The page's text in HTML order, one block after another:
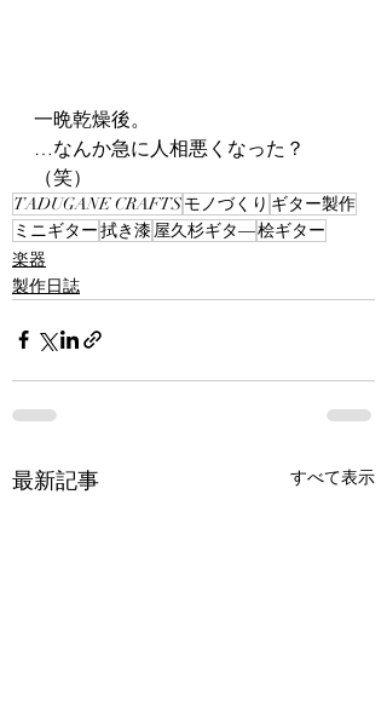
一晩乾燥後。
…なんか急に人相悪くなった？
（笑）
TADUGANE CRAFTSモノづくり ギター製作
ミニギター拭き漆屋久杉ギタ―桧ギター
楽器
製作日誌
最新記事 すべて表示